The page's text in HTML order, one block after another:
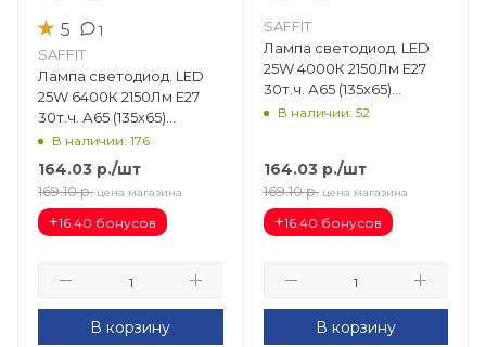
★ 5 1
SAFFIT
Лампа светодиод. LED
25W 6400К 2150Лм Е27
30т.ч. А65 (135х65)
(аналог 230W) SBA6525
В наличии: 176
164.03 р./шт
169.10 р. цена магазина
+16.40 бонусов
В корзину
SAFFIT
Лампа светодиод. LED
25W 4000К 2150Лм Е27
30т.ч. А65 (135х65)
(аналог 230W) SBA6525
В наличии: 52
164.03р./шт
169.10 р. цена магазина
+16.40 бонусов
В корзину